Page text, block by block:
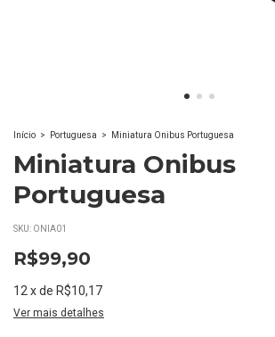
Início > Portuguesa > Miniatura Onibus Portuguesa
Miniatura Onibus
Portuguesa
SKU: ONIA01
R$99,90
12 xde R$10,17
Ver mais detalhes